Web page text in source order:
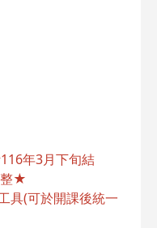
年3月下旬結
整★
具(可於開課後統一